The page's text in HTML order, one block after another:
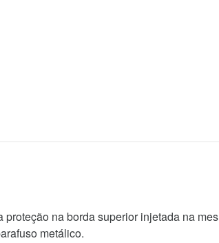
na borda superior injetada na
metálico.